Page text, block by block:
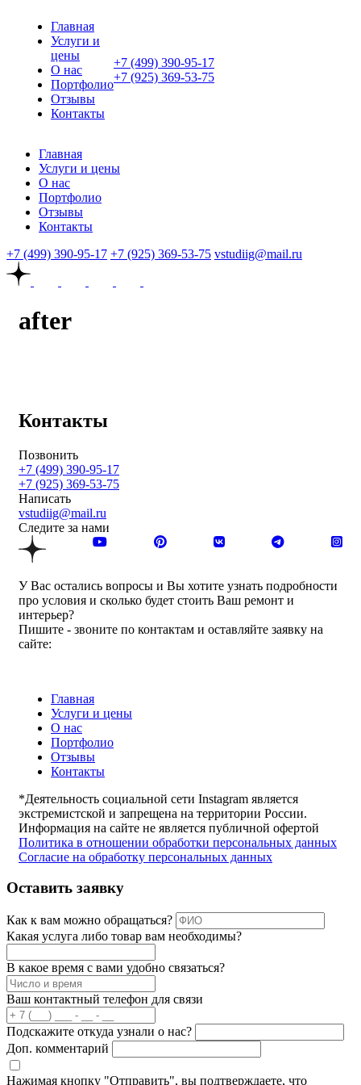
Главная
Услуги и
цены
О нас
Портфолио
Отзывы
Контакты
+7 (499) 390-95-17
+7 (925) 369-53-75
Главная
Услуги и цены
О нас
Портфолио
Отзывы
Контакты
+7 (499) 390-95-17 +7 (925) 369-53-75 vstudiig@mail.ru
after
Контакты
У Вас остались вопросы и Вы хотите узнать подробности
про условия и сколько будет стоить Ваш ремонт и
интерьер?
Пишите - звоните по контактам и оставляйте заявку на
сайте:
Главная
Услуги и цены
О нас
Портфолио
Отзывы
Контакты
Позвонить
+7 (499) 390-95-17
+7 (925) 369-53-75
Написать
vstudiig@mail.ru
Следите за нами
*Деятельность социальной сети Instagram является
экстремистской и запрещена на территории России.
Информация на сайте не является публичной офертой
Политика в отношении обработки персональных данных
Согласие на обработку персональных данных
Оставить заявку
Как к вам можно обращаться?
Какая услуга либо товар вам необходимы?
В какое время с вами удобно связаться?
Ваш контактный телефон для связи
Подскажите откуда узнали о нас?
Доп. комментарий
Нажимая кнопку "Отправить", вы подтверждаете, что